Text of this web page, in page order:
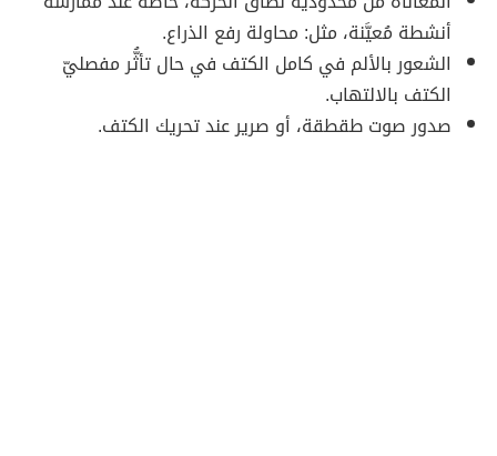
أنشطة مُعيَّنة، مثل: محاولة رفع الذراع.
الشعور بالألم في كامل الكتف في حال تأثُّر مفصليّ
الكتف بالالتهاب.
صدور صوت طقطقة، أو صرير عند تحريك الكتف.